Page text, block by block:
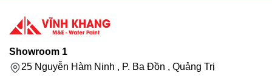
Showroom 1
25 Nguyễn Hàm Ninh , P. Ba Đồn , Quảng Trị